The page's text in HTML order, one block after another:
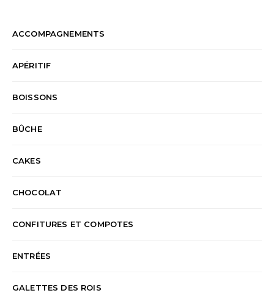
ACCOMPAGNEMENTS
APÉRITIF
BOISSONS
BÛCHE
CAKES
CHOCOLAT
CONFITURES ET COMPOTES
ENTRÉES
GALETTES DES ROIS